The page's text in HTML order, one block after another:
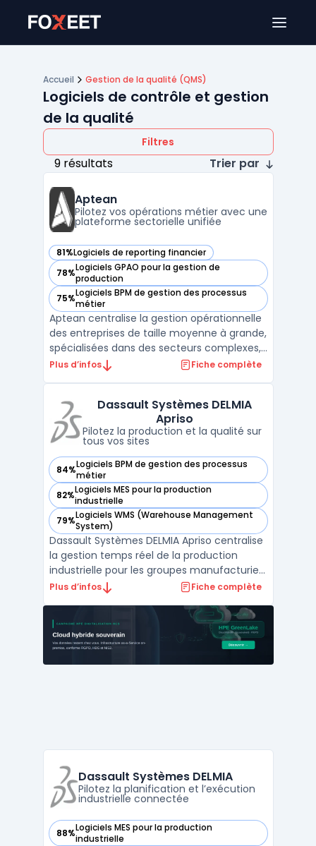
Accueil Gestion de la qualité (QMS)
Logiciels de contrôle et gestion
de la qualité
Filtres
9 résultats Trier par
Aptean
Pilotez vos opérations métier avec une
plateforme sectorielle unifiée
81%Logiciels de reporting financier
— voir Aptean dans cette catégorie
78%Logiciels GPAO pour la gestion de
production
— voir Aptean dans cette catégorie
75%Logiciels BPM de gestion des processus
métier
— voir Aptean dans cette catégorie
Aptean centralise la gestion opérationnelle
des entreprises de taille moyenne à grande,
spécialisées dans des secteurs complexes,
en connectant la plateforme logicielle
organisations confrontées à la
multiplication d ...
Plus d’infos Fiche complète
Dassault Systèmes DELMIA
Apriso
Pilotez la production et la qualité sur
tous vos sites
84%Logiciels BPM de gestion des processus
métier
— voir Dassault Systèmes DELMIA Apriso dans cette
82%Logiciels MES pour la production
industrielle
— voir Dassault Systèmes DELMIA Apriso dans cette
79%Logiciels WMS (Warehouse Management
System)
— voir Dassault Systèmes DELMIA Apriso dans cette
Dassault Systèmes DELMIA Apriso centralise
la gestion temps réel de la production
industrielle pour les groupes manufacturiers
multi-sites. Ce logiciel Manufacturing
l’ensemble des activités d’atelier, de la
planification à la qualité, jusqu’au pilotage
des stocks et d ...
Plus d’infos Fiche complète
Dassault Systèmes DELMIA
Pilotez la planification et l’exécution
industrielle connectée
88%Logiciels MES pour la production
industrielle
— voir Dassault Systèmes DELMIA dans cette catégorie